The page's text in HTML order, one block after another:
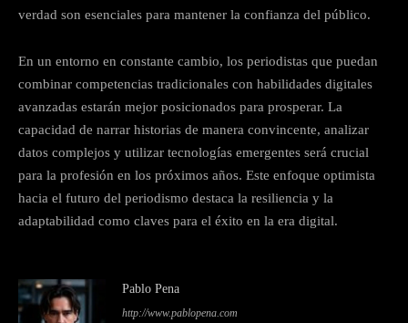
verdad son esenciales para mantener la confianza del público.
En un entorno en constante cambio, los periodistas que puedan
combinar competencias tradicionales con habilidades digitales
avanzadas estarán mejor posicionados para prosperar. La
capacidad de narrar historias de manera convincente, analizar
datos complejos y utilizar tecnologías emergentes será crucial
para la profesión en los próximos años. Este enfoque optimista
hacia el futuro del periodismo destaca la resiliencia y la
adaptabilidad como claves para el éxito en la era digital.
Pablo Pena
http://www.pablopena.com